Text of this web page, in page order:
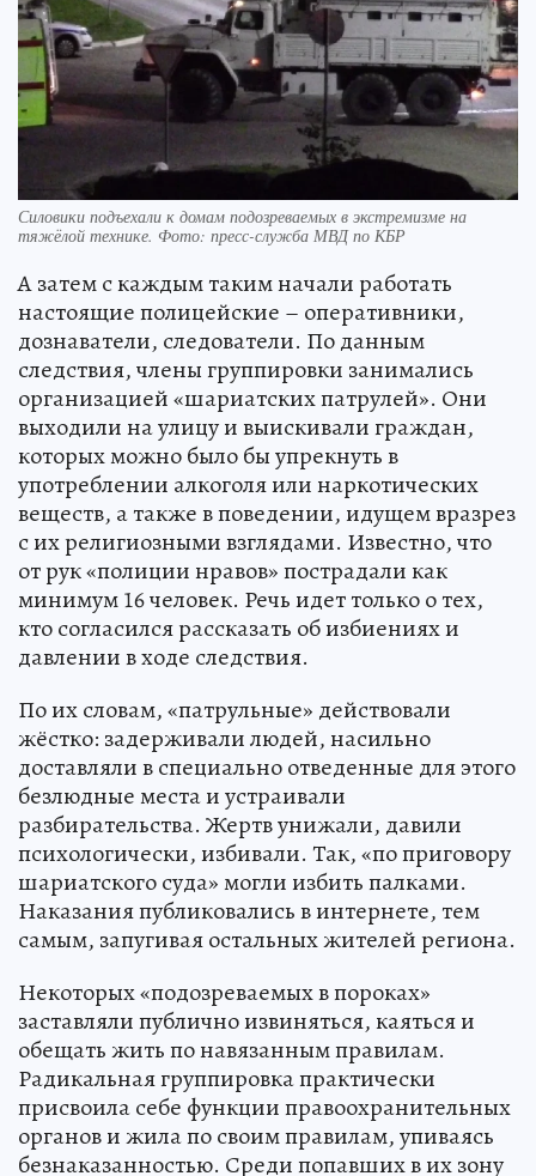
Силовики подъехали к домам подозреваемых в экстремизме на
тяжёлой технике. Фото: пресс-служба МВД по КБР
А затем с каждым таким начали работать
настоящие полицейские – оперативники,
дознаватели, следователи. По данным
следствия, члены группировки занимались
организацией «шариатских патрулей». Они
выходили на улицу и выискивали граждан,
которых можно было бы упрекнуть в
употреблении алкоголя или наркотических
веществ, а также в поведении, идущем вразрез
с их религиозными взглядами. Известно, что
от рук «полиции нравов» пострадали как
минимум 16 человек. Речь идет только о тех,
кто согласился рассказать об избиениях и
давлении в ходе следствия.
По их словам, «патрульные» действовали
жёстко: задерживали людей, насильно
доставляли в специально отведенные для этого
безлюдные места и устраивали
разбирательства. Жертв унижали, давили
психологически, избивали. Так, «по приговору
шариатского суда» могли избить палками.
Наказания публиковались в интернете, тем
самым, запугивая остальных жителей региона.
Некоторых «подозреваемых в пороках»
заставляли публично извиняться, каяться и
обещать жить по навязанным правилам.
Радикальная группировка практически
присвоила себе функции правоохранительных
органов и жила по своим правилам, упиваясь
безнаказанностью. Среди попавших в их зону